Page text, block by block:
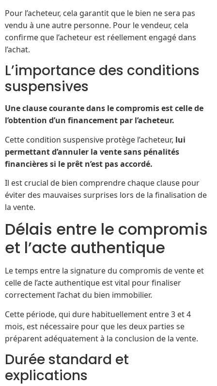
Pour l’acheteur, cela garantit que le bien ne sera pas
vendu à une autre personne. Pour le vendeur, cela
confirme que l’acheteur est réellement engagé dans
l’achat.
L’importance des conditions
suspensives
Une clause courante dans le compromis est celle de
l’obtention d’un financement par l’acheteur.
Cette condition suspensive protège l’acheteur, lui
permettant d’annuler la vente sans pénalités
financières si le prêt n’est pas accordé.
Il est crucial de bien comprendre chaque clause pour
éviter des mauvaises surprises lors de la finalisation de
la vente.
Délais entre le compromis
et l’acte authentique
Le temps entre la signature du compromis de vente et
celle de l’acte authentique est vital pour finaliser
correctement l’achat du bien immobilier.
Cette période, qui dure habituellement entre 3 et 4
mois, est nécessaire pour que les deux parties se
préparent adéquatement à la conclusion de la vente.
Durée standard et
explications